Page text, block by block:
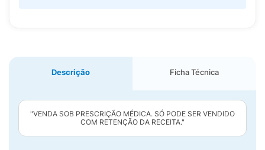
Descrição Ficha Técnica
"VENDA SOB PRESCRIÇÃO MÉDICA. SÓ PODE SER VENDIDO
COM RETENÇÃO DA RECEITA."